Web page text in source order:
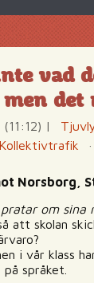
vad
det
|
Kollektivtrafik ·
Norsborg,
om sina
att skolan
i vår klass
språket.